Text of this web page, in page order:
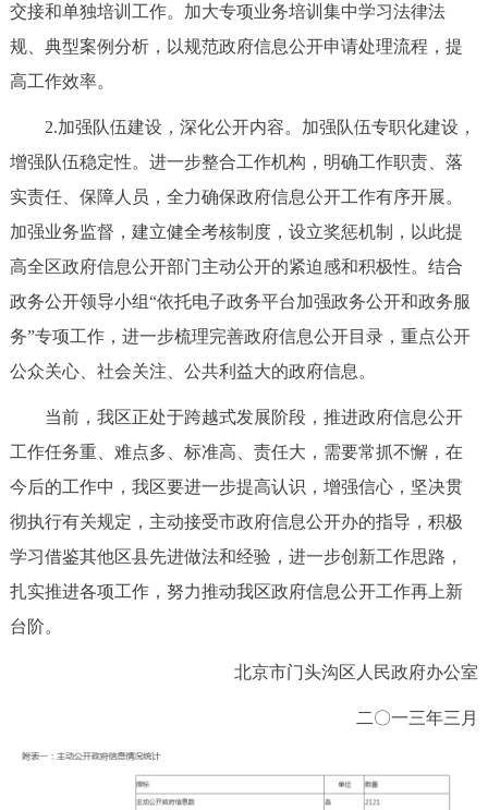
交接和单独培训工作。加大专项业务培训集中学习法律法
规、典型案例分析，以规范政府信息公开申请处理流程，提
高工作效率。
2.加强队伍建设，深化公开内容。加强队伍专职化建设，
增强队伍稳定性。进一步整合工作机构，明确工作职责、落
实责任、保障人员，全力确保政府信息公开工作有序开展。
加强业务监督，建立健全考核制度，设立奖惩机制，以此提
高全区政府信息公开部门主动公开的紧迫感和积极性。结合
政务公开领导小组“依托电子政务平台加强政务公开和政务服
务”专项工作，进一步梳理完善政府信息公开目录，重点公开
公众关心、社会关注、公共利益大的政府信息。
当前，我区正处于跨越式发展阶段，推进政府信息公开
工作任务重、难点多、标准高、责任大，需要常抓不懈，在
今后的工作中，我区要进一步提高认识，增强信心，坚决贯
彻执行有关规定，主动接受市政府信息公开办的指导，积极
学习借鉴其他区县先进做法和经验，进一步创新工作思路，
扎实推进各项工作，努力推动我区政府信息公开工作再上新
台阶。
北京市门头沟区人民政府办公室
二〇一三年三月